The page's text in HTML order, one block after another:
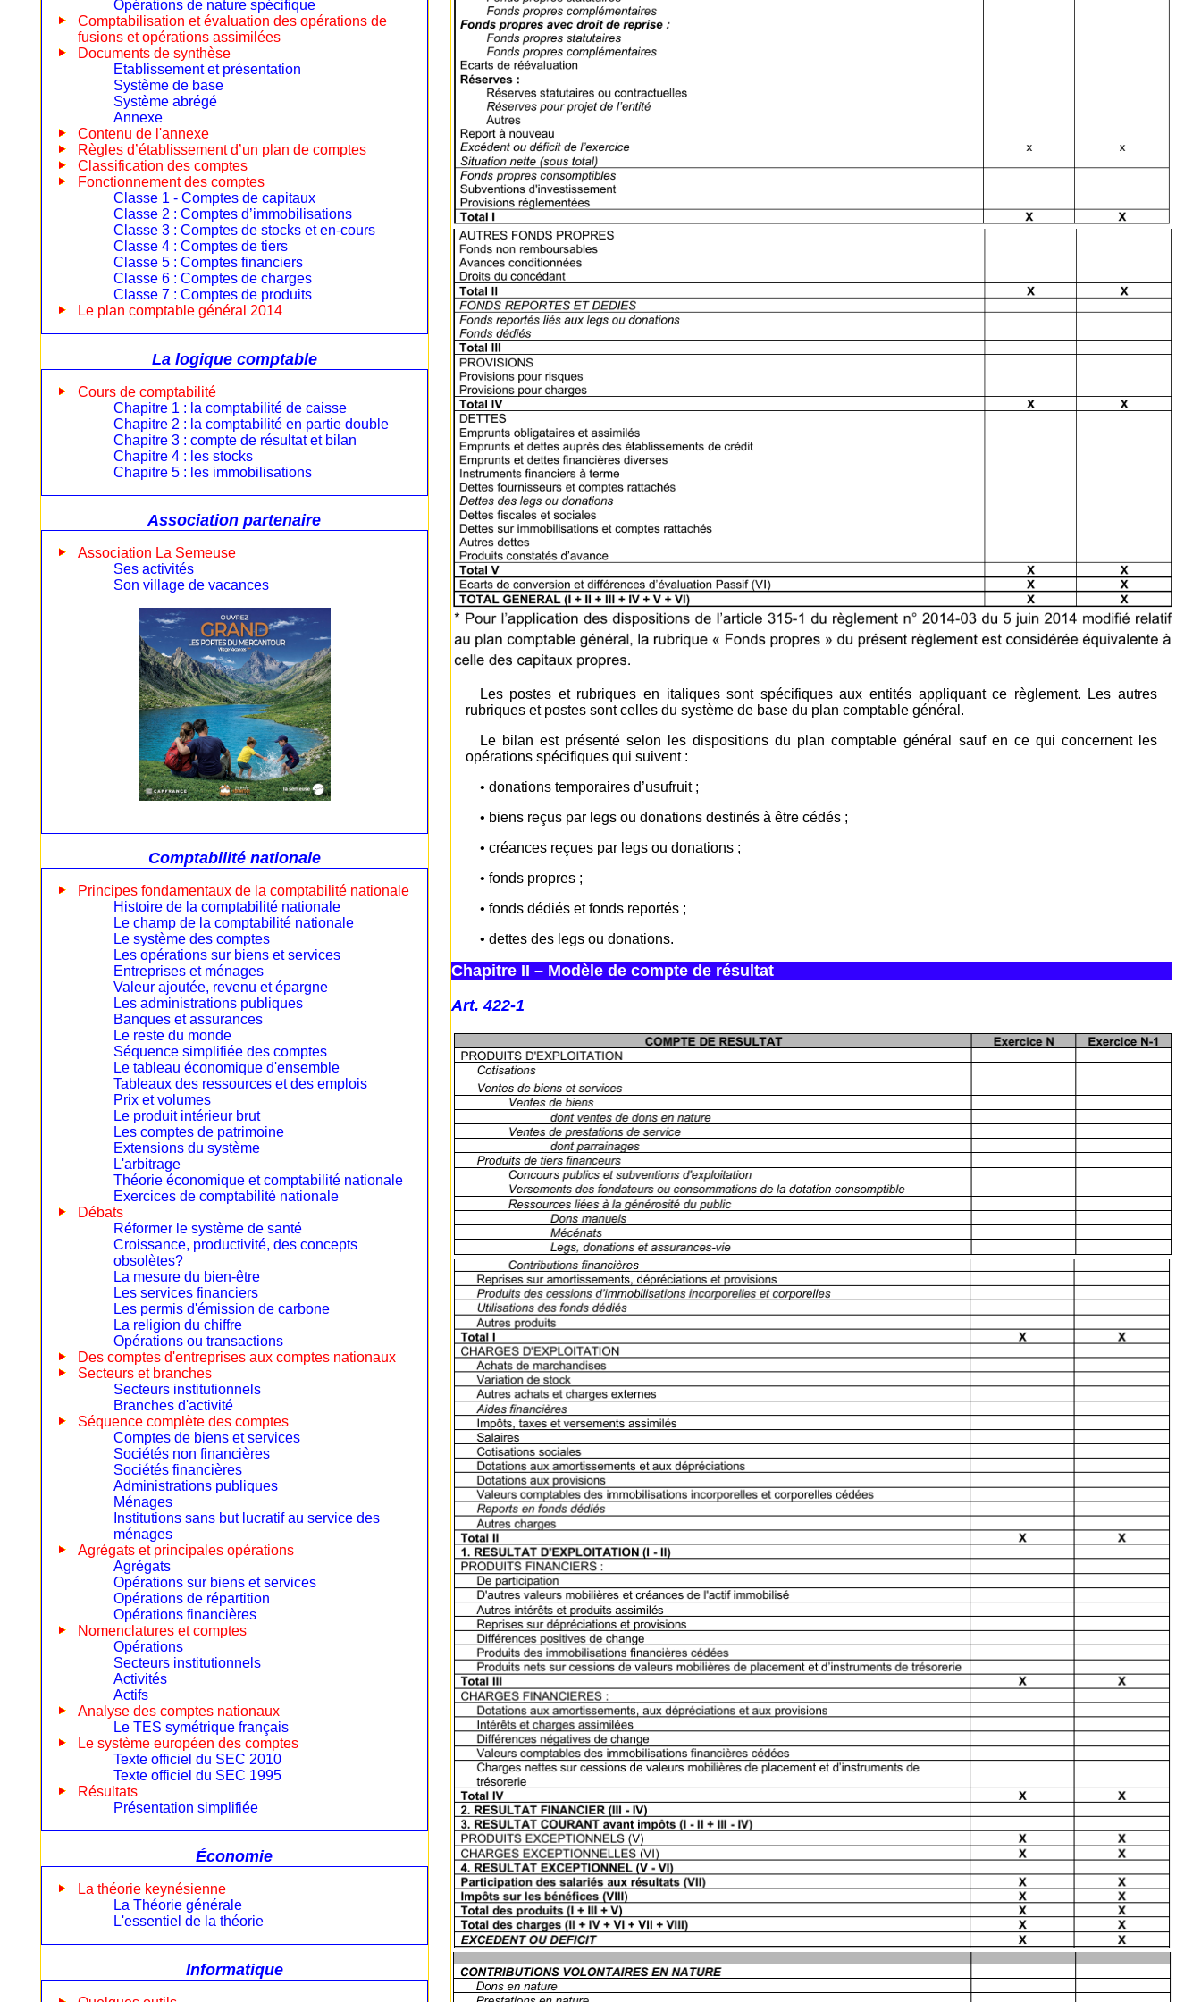
Les postes et rubriques en italiques sont spécifiques aux entités appliquant ce règlement. Les autres
rubriques et postes sont celles du système de base du plan comptable général.
Le bilan est présenté selon les dispositions du plan comptable général sauf en ce qui concernent les
opérations spécifiques qui suivent :
• donations temporaires d’usufruit ;
• biens reçus par legs ou donations destinés à être cédés ;
• créances reçues par legs ou donations ;
• fonds propres ;
• fonds dédiés et fonds reportés ;
• dettes des legs ou donations.
Chapitre II – Modèle de compte de résultat
Art. 422-1
Opérations de nature spécifique
Comptabilisation et évaluation des opérations de
fusions et opérations assimilées
Documents de synthèse
Etablissement et présentation
Système de base
Système abrégé
Annexe
Contenu de l'annexe
Règles d’établissement d’un plan de comptes
Classification des comptes
Fonctionnement des comptes
Classe 1 - Comptes de capitaux
Classe 2 : Comptes d’immobilisations
Classe 3 : Comptes de stocks et en-cours
Classe 4 : Comptes de tiers
Classe 5 : Comptes financiers
Classe 6 : Comptes de charges
Classe 7 : Comptes de produits
Le plan comptable général 2014
La logique comptable
Cours de comptabilité
Chapitre 1 : la comptabilité de caisse
Chapitre 2 : la comptabilité en partie double
Chapitre 3 : compte de résultat et bilan
Chapitre 4 : les stocks
Chapitre 5 : les immobilisations
Association partenaire
Association La Semeuse
Ses activités
Son village de vacances
Comptabilité nationale
Principes fondamentaux de la comptabilité nationale
Histoire de la comptabilité nationale
Le champ de la comptabilité nationale
Le système des comptes
Les opérations sur biens et services
Entreprises et ménages
Valeur ajoutée, revenu et épargne
Les administrations publiques
Banques et assurances
Le reste du monde
Séquence simplifiée des comptes
Le tableau économique d'ensemble
Tableaux des ressources et des emplois
Prix et volumes
Le produit intérieur brut
Les comptes de patrimoine
Extensions du système
L'arbitrage
Théorie économique et comptabilité nationale
Exercices de comptabilité nationale
Débats
Réformer le système de santé
Croissance, productivité, des concepts
obsolètes?
La mesure du bien-être
Les services financiers
Les permis d'émission de carbone
La religion du chiffre
Opérations ou transactions
Des comptes d'entreprises aux comptes nationaux
Secteurs et branches
Secteurs institutionnels
Branches d'activité
Séquence complète des comptes
Comptes de biens et services
Sociétés non financières
Sociétés financières
Administrations publiques
Ménages
Institutions sans but lucratif au service des
ménages
Agrégats et principales opérations
Agrégats
Opérations sur biens et services
Opérations de répartition
Opérations financières
Nomenclatures et comptes
Opérations
Secteurs institutionnels
Activités
Actifs
Analyse des comptes nationaux
Le TES symétrique français
Le système européen des comptes
Texte officiel du SEC 2010
Texte officiel du SEC 1995
Résultats
Présentation simplifiée
Économie
La théorie keynésienne
La Théorie générale
L'essentiel de la théorie
Informatique